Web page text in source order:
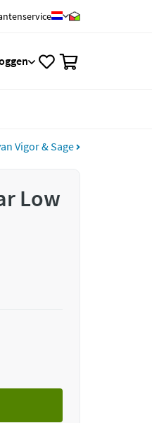
Vigor & Sage
Low